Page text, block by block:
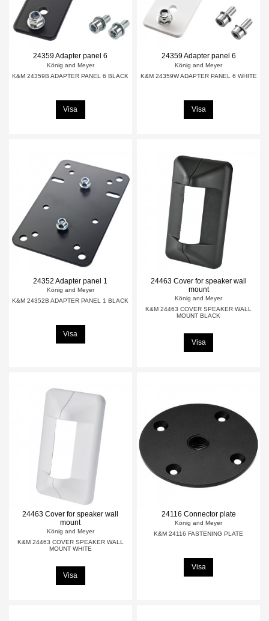
24359 Adapter panel 6
König and Meyer
K&M 24359B ADAPTER PANEL 6 BLACK
Visa
24359 Adapter panel 6
König and Meyer
K&M 24359W ADAPTER PANEL 6 WHITE
Visa
24352 Adapter panel 1
König and Meyer
K&M 24352B ADAPTER PANEL 1 BLACK
Visa
24463 Cover for speaker wall
mount
König and Meyer
K&M 24463 COVER SPEAKER WALL
MOUNT BLACK
Visa
24463 Cover for speaker wall
mount
König and Meyer
K&M 24463 COVER SPEAKER WALL
MOUNT WHITE
Visa
24116 Connector plate
König and Meyer
K&M 24116 FASTENING PLATE
Visa